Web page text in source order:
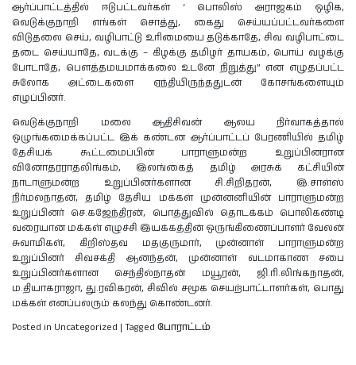
ஆர்ப்பாட்டத்தில் ஈடுபட்டவர்கள் ‘ பொலிஸ் அராஜகம் ஒழிக,
வெடுக்குநாறி எங்கள் சொத்து, கைது செய்யப்பட்டவர்களை
விடுதலை செய், வழிபாட்டு உரிமையை தடுக்காதே, சிவ வழிபாட்டை
தடை செய்யாதே, வடக்கு – கிழக்கு தமிழர் தாயகம், பொய் வழக்கு
போடாதே, பௌத்தமயமாக்கலை உடனே நிறுத்து” என எழுதப்பட்ட
சுலோக அட்டைகளை ஏந்தியிருந்ததுடன் கோசங்களையும்
எழுப்பினர்.
வெடுக்குநாறி மலை ஆதிசிவன் ஆலய நிர்வாகத்தால்
ஒழுங்கமைக்கப்பட்ட இக் கண்டன ஆர்ப்பாட்டப் பேரணியில் தமிழ்
தேசியக் கூட்டமைப்பின் பாராளுமன்ற உறுப்பினரான
வினோதரராதலிங்கம், இலங்கைத் தமிழ் அரசுக் கட்சியின்
நாடாளுமன்ற உறுப்பினர்களான சி.சிறிதரன், இ.சாள்ஸ்
நிர்மலநாதன், தமிழ் தேசிய மக்கள் முன்னனியின் பாராளுமன்ற
உறுப்பினர் செ.கஜேந்திரன், பொத்துவில் தொடக்கம் பொலிகண்டி
வரையான மக்கள் எழுச்சி இயக்கத்தின் ஒருங்கிணைப்பாளர் வேலன்
சுவாமிகள், கிறிஸ்தவ மதகுருமார், முன்னாள் பாராளுமன்ற
உறுப்பினர் சிவசக்தி ஆனந்தன், முன்னாள் வடமாகாண சபை
உறுப்பினர்களான செந்தில்நாதன் மயூரன், ஜி.ரி.லிங்கநாதன்,
ம.தியாகராஜா, து.ரவிகரன், சிவில் சமூக செயற்பாட்டாளர்கள், பொது
மக்கள் எனப்பலரும் கலந்து கொண்டனர்.
Posted in Uncategorized | Tagged போராட்டம்